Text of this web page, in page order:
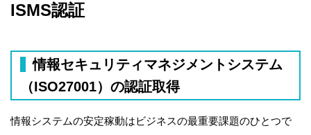
ISMS認証
情報セキュリティマネジメントシステム
（ISO27001）の認証取得
情報システムの安定稼動はビジネスの最重要課題のひとつで